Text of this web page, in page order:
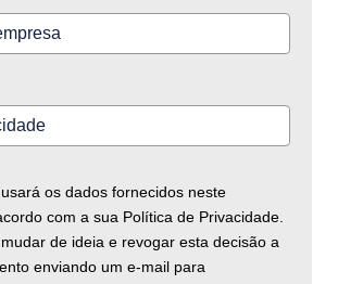
os dados fornecidos neste
com a sua Política de Privacidade.
de ideia e revogar esta decisão a
enviando um e-mail para